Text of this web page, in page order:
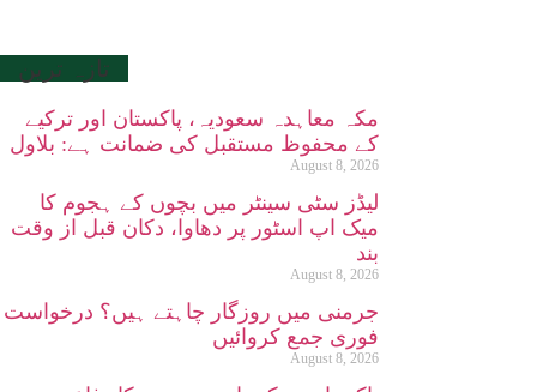
تازہ ترین
مکہ معاہدہ سعودیہ، پاکستان اور ترکیے
کے محفوظ مستقبل کی ضمانت ہے: بلاول
August 8, 2026
لیڈز سٹی سینٹر میں بچوں کے ہجوم کا
میک اپ اسٹور پر دھاوا، دکان قبل از وقت
بند
August 8, 2026
جرمنی میں روزگار چاہتے ہیں؟ درخواست
فوری جمع کروائیں
August 8, 2026